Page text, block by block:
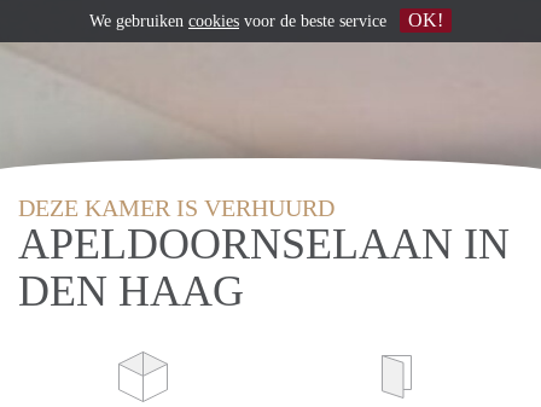
DEZE KAMER IS VERHUURD
APELDOORNSELAAN IN
DEN HAAG
We gebruiken cookies voor de beste service OK!